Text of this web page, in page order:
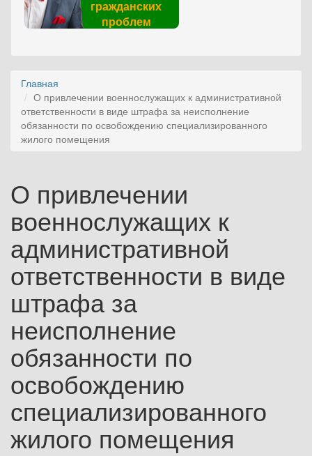
гражданских
проблем
Главная
О привлечении военнослужащих к административной
ответственности в виде штрафа за неисполнение
обязанности по освобождению специализированного
жилого помещения
О привлечении
военнослужащих к
административной
ответственности в виде
штрафа за
неисполнение
обязанности по
освобождению
специализированного
жилого помещения